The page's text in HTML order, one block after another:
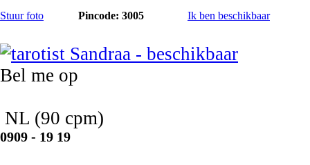
Stuur foto Pincode: 3005 Ik ben beschikbaar
Bel me op
NL (90 cpm)
0909 - 19 19